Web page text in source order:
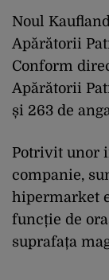
Noul
Apărătorii
Conform
Apărătorii
și 263 de
Potrivit unor
companie,
hipermarket
funcție de
suprafața